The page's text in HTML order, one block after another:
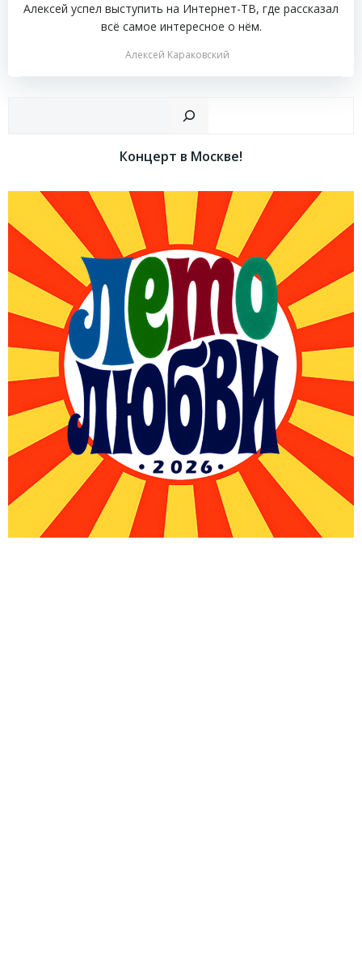
Алексей успел выступить на Интернет-ТВ, где рассказал
всё самое интересное о нём.
Алексей Караковский
Концерт в Москве!